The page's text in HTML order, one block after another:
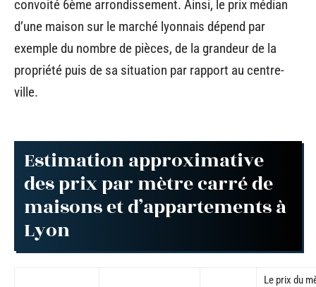
convoité 6ème arrondissement. Ainsi, le prix médian
d’une maison sur le marché lyonnais dépend par
exemple du nombre de pièces, de la grandeur de la
propriété puis de sa situation par rapport au centre-
ville.
Estimation approximative
des prix par mètre carré de
maisons et d’appartements à
Lyon
Le prix du